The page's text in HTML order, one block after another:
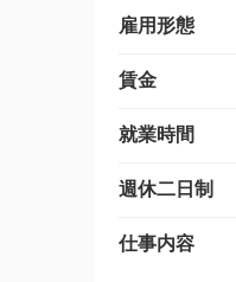
雇用形態
賃金
就業時間
週休二日制
仕事内容